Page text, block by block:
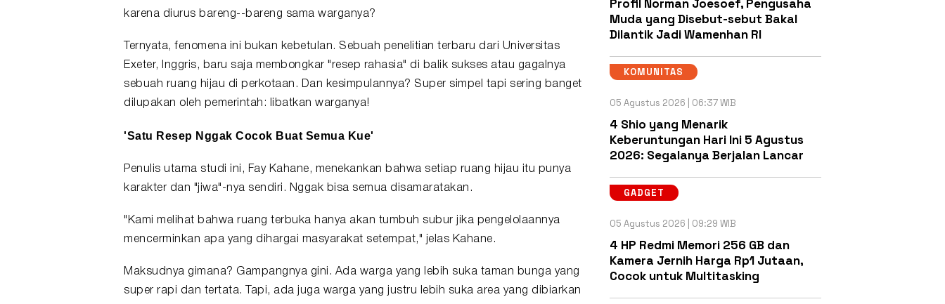
karena diurus bareng--bareng sama warganya?
Ternyata, fenomena ini bukan kebetulan. Sebuah penelitian terbaru dari Universitas
Exeter, Inggris, baru saja membongkar "resep rahasia" di balik sukses atau gagalnya
sebuah ruang hijau di perkotaan. Dan kesimpulannya? Super simpel tapi sering banget
dilupakan oleh pemerintah: libatkan warganya!
'Satu Resep Nggak Cocok Buat Semua Kue'
Penulis utama studi ini, Fay Kahane, menekankan bahwa setiap ruang hijau itu punya
karakter dan "jiwa"-nya sendiri. Nggak bisa semua disamaratakan.
"Kami melihat bahwa ruang terbuka hanya akan tumbuh subur jika pengelolaannya
mencerminkan apa yang dihargai masyarakat setempat," jelas Kahane.
Maksudnya gimana? Gampangnya gini. Ada warga yang lebih suka taman bunga yang
super rapi dan tertata. Tapi, ada juga warga yang justru lebih suka area yang dibiarkan
Profil Norman Joesoef, Pengusaha
Muda yang Disebut-sebut Bakal
Dilantik Jadi Wamenhan RI
KOMUNITAS
05 Agustus 2026 | 06:37 WIB
4 Shio yang Menarik
Keberuntungan Hari Ini 5 Agustus
2026: Segalanya Berjalan Lancar
GADGET
05 Agustus 2026 | 09:29 WIB
4 HP Redmi Memori 256 GB dan
Kamera Jernih Harga Rp1 Jutaan,
Cocok untuk Multitasking